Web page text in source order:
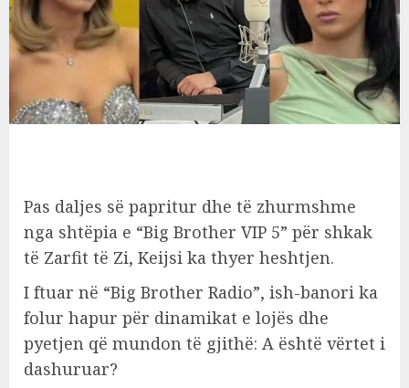
Pas daljes së papritur dhe të zhurmshme
nga shtëpia e “Big Brother VIP 5” për shkak
të Zarfit të Zi, Keijsi ka thyer heshtjen.
I ftuar në “Big Brother Radio”, ish-banori ka
folur hapur për dinamikat e lojës dhe
pyetjen që mundon të gjithë: A është vërtet i
dashuruar?